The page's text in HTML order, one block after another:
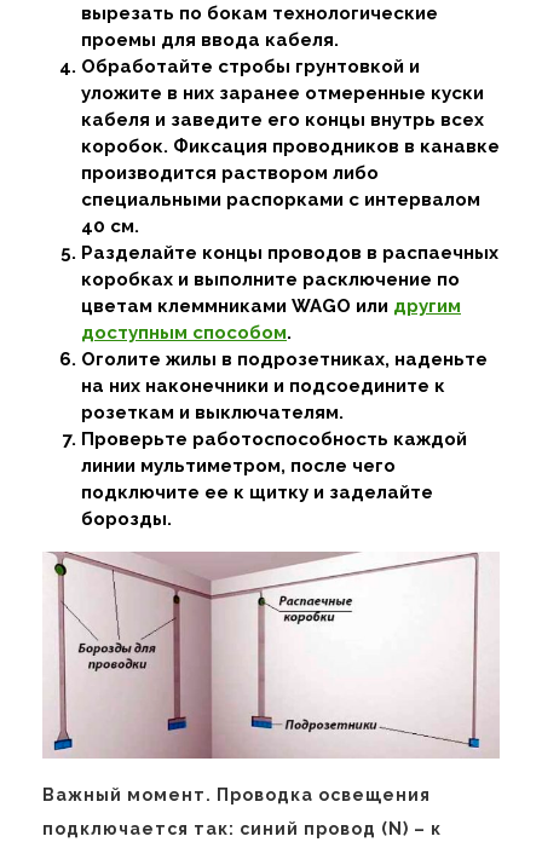
вырезать по бокам технологические
проемы для ввода кабеля.
Обработайте стробы грунтовкой и
уложите в них заранее отмеренные куски
кабеля и заведите его концы внутрь всех
коробок. Фиксация проводников в канавке
производится раствором либо
специальными распорками с интервалом
40 см.
Разделайте концы проводов в распаечных
коробках и выполните расключение по
цветам клеммниками WAGO или другим
доступным способом.
Оголите жилы в подрозетниках, наденьте
на них наконечники и подсоедините к
розеткам и выключателям.
Проверьте работоспособность каждой
линии мультиметром, после чего
подключите ее к щитку и заделайте
борозды.
Важный момент. Проводка освещения
подключается так: синий провод (N) – к